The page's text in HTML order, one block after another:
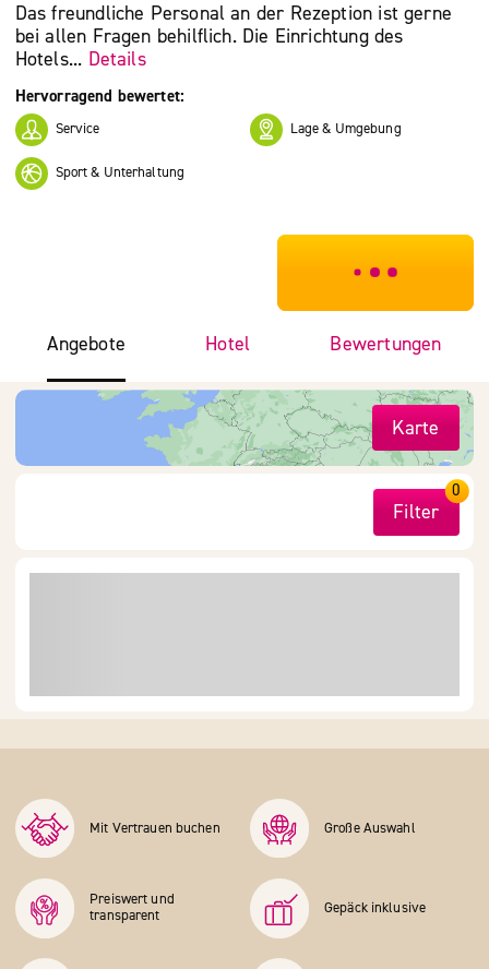
Das freundliche Personal an der Rezeption ist gerne
bei allen Fragen behilflich. Die Einrichtung des
Hotels... Details
Hervorragend bewertet:
Service Lage & Umgebung
Sport & Unterhaltung
***************
Angebote Hotel Bewertungen
Karte
Filter
0
Mit Vertrauen buchen Große Auswahl
Preiswert und
transparent
Gepäck inklusive